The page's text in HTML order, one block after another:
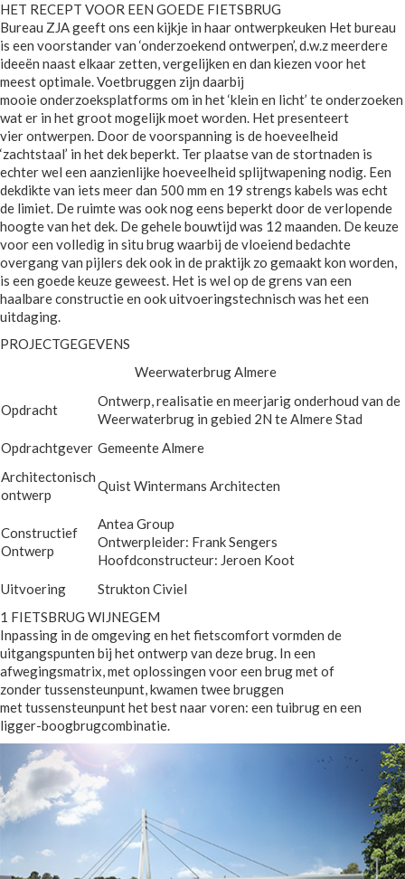
HET RECEPT VOOR EEN GOEDE FIETSBRUG
Bureau ZJA geeft ons een kijkje in haar ontwerpkeuken Het bureau
is een voorstander van ‘onderzoekend ontwerpen’, d.w.z meerdere
ideeën naast elkaar zetten, vergelijken en dan kiezen voor het
meest optimale. Voetbruggen zijn daarbij
mooie onderzoeksplatforms om in het ‘klein en licht’ te onderzoeken
wat er in het groot mogelijk moet worden. Het presenteert
vier ontwerpen. Door de voorspanning is de hoeveelheid
‘zachtstaal’ in het dek beperkt. Ter plaatse van de stortnaden is
echter wel een aanzienlijke hoeveelheid splijtwapening nodig. Een
dekdikte van iets meer dan 500 mm en 19 strengs kabels was echt
de limiet. De ruimte was ook nog eens beperkt door de verlopende
hoogte van het dek. De gehele bouwtijd was 12 maanden. De keuze
voor een volledig in situ brug waarbij de vloeiend bedachte
overgang van pijlers dek ook in de praktijk zo gemaakt kon worden,
is een goede keuze geweest. Het is wel op de grens van een
haalbare constructie en ook uitvoeringstechnisch was het een
uitdaging.
PROJECTGEGEVENS
Weerwaterbrug Almere
Opdracht
Ontwerp, realisatie en meerjarig onderhoud van de
Weerwaterbrug in gebied 2N te Almere Stad
Opdrachtgever Gemeente Almere
Architectonisch
ontwerp
Quist Wintermans Architecten
Constructief
Ontwerp
Antea Group
Ontwerpleider: Frank Sengers
Hoofdconstructeur: Jeroen Koot
Uitvoering
Strukton Civiel
1 FIETSBRUG WIJNEGEM
Inpassing in de omgeving en het fietscomfort vormden de
uitgangspunten bij het ontwerp van deze brug. In een
afwegingsmatrix, met oplossingen voor een brug met of
zonder tussensteunpunt, kwamen twee bruggen
met tussensteunpunt het best naar voren: een tuibrug en een
ligger-boogbrugcombinatie.